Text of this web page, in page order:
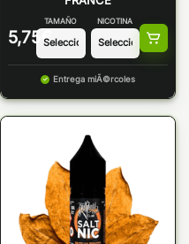
5,75 €
TAMAÑO NICOTINA
Entrega miÃ©rcoles